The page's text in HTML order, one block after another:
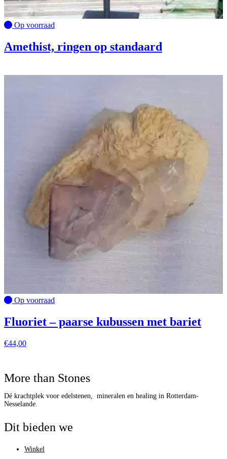
Op voorraad
Amethist, ringen op standaard
Op voorraad
Fluoriet – paarse kubussen met bariet
€44,00
More than Stones
Dé krachtplek voor edelstenen, mineralen en healing in Rotterdam-
Nesselande.
Dit bieden we
Winkel